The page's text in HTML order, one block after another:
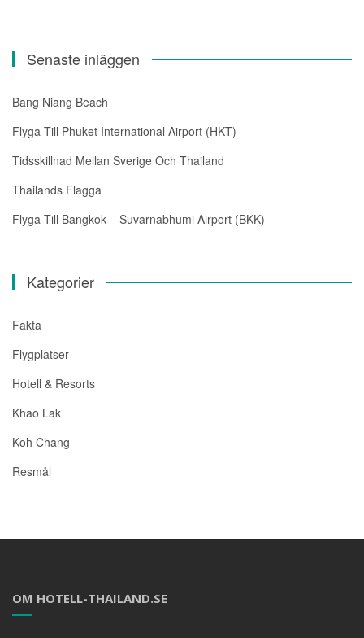
Senaste inläggen
Bang Niang Beach
Flyga Till Phuket International Airport (HKT)
Tidsskillnad Mellan Sverige Och Thailand
Thailands Flagga
Flyga Till Bangkok – Suvarnabhumi Airport (BKK)
Kategorier
Fakta
Flygplatser
Hotell & Resorts
Khao Lak
Koh Chang
Resmål
OM HOTELL-THAILAND.SE